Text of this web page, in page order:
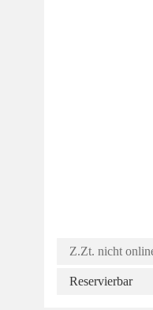
Z.Zt. nicht
Reservierbar